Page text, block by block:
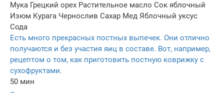
Мука Грецкий орех Растительное масло Сок яблочный
Изюм Курага Чернослив Сахар Мед Яблочный уксус
Сода
Есть много прекрасных постных выпечек. Они отлично
получаются и без участия яиц в составе. Вот, например,
рецептом о том, как приготовить постную коврижку с
сухофруктами.
50 мин
–